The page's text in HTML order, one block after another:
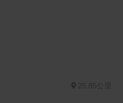
25.85公里